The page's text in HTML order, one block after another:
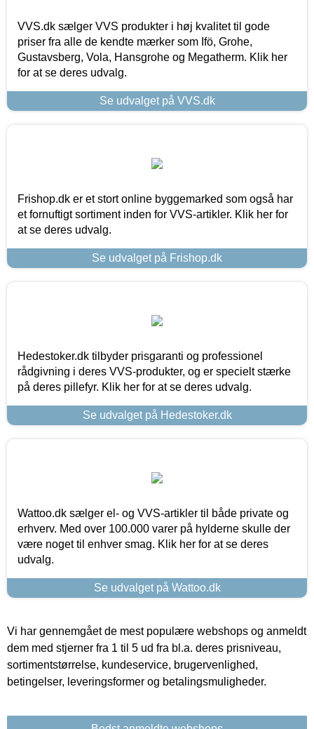
VVS.dk sælger VVS produkter i høj kvalitet til gode
priser fra alle de kendte mærker som Ifö, Grohe,
Gustavsberg, Vola, Hansgrohe og Megatherm. Klik her
for at se deres udvalg.
Se udvalget på VVS.dk
Frishop.dk er et stort online byggemarked som også har
et fornuftigt sortiment inden for VVS-artikler. Klik her for
at se deres udvalg.
Se udvalget på Frishop.dk
Hedestoker.dk tilbyder prisgaranti og professionel
rådgivning i deres VVS-produkter, og er specielt stærke
på deres pillefyr. Klik her for at se deres udvalg.
Se udvalget på Hedestoker.dk
Wattoo.dk sælger el- og VVS-artikler til både private og
erhverv. Med over 100.000 varer på hylderne skulle der
være noget til enhver smag. Klik her for at se deres
udvalg.
Se udvalget på Wattoo.dk
Vi har gennemgået de mest populære webshops og anmeldt
dem med stjerner fra 1 til 5 ud fra bl.a. deres prisniveau,
sortimentstørrelse, kundeservice, brugervenlighed,
betingelser, leveringsformer og betalingsmuligheder.